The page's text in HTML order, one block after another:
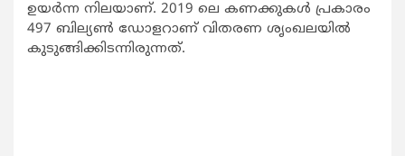
ഉയര്‍ന്ന നിലയാണ്. 2019 ലെ കണക്കുകള്‍ പ്രകാരം
497 ബില്യണ്‍ ഡോളറാണ് വിതരണ ശൃംഖലയില്‍
കുടുങ്ങിക്കിടന്നിരുന്നത്.